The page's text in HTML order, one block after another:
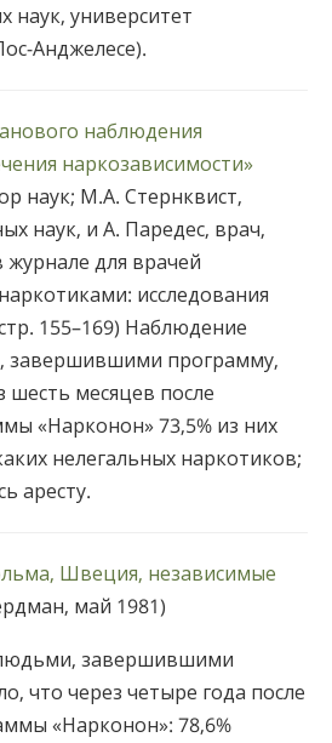
наук, университет
Анджелесе).
наблюдения
наркозависимости»
наук; М.А. Стернквист,
наук, и А. Паредес, врач,
для врачей
исследования
155–169) Наблюдение
завершившими программу,
шесть месяцев после
«Нарконон» 73,5% из них
нелегальных наркотиков;
аресту.
Швеция, независимые
май 1981)
завершившими
что через четыре года после
«Нарконон»: 78,6%